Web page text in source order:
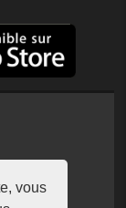
vous